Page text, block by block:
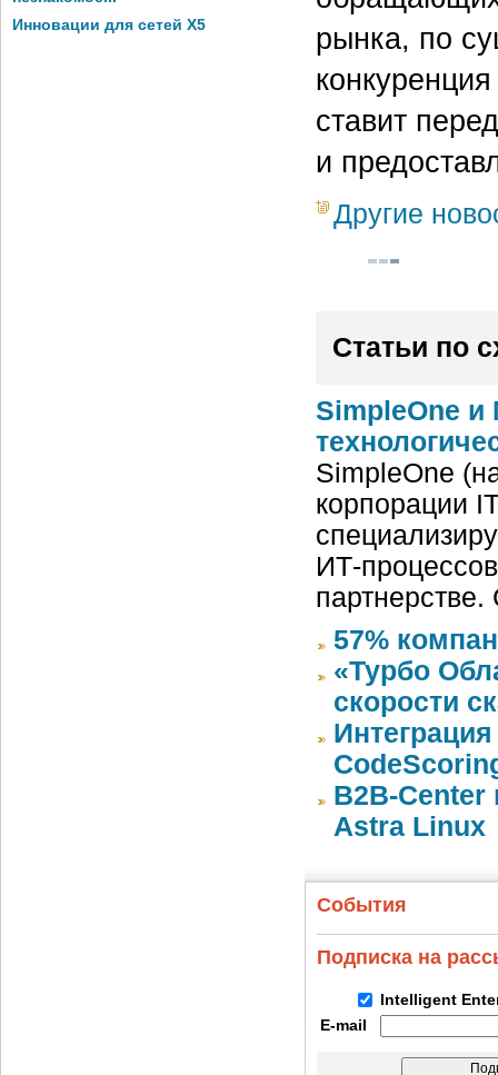
Инновации для сетей X5
рынка, по
ставит
и
Другие
Статьи по
SimpleOne и
SimpleOne
корпорации
ИТ-
57%
«Турбо
скорости
B2B-Center
Astra Linux
События
Подписка на
Intelligent
E-mail